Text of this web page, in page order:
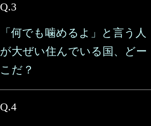
Q.3
「何でも噛めるよ」と言う人
が大ぜい住んでいる国、どー
こだ？
Q.4